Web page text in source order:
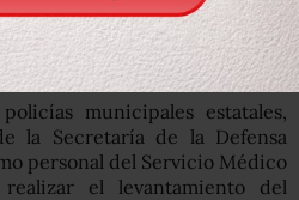
municipales estatales,
la Secretaría de la Defensa
personal del Servicio Médico
realizar el levantamiento del